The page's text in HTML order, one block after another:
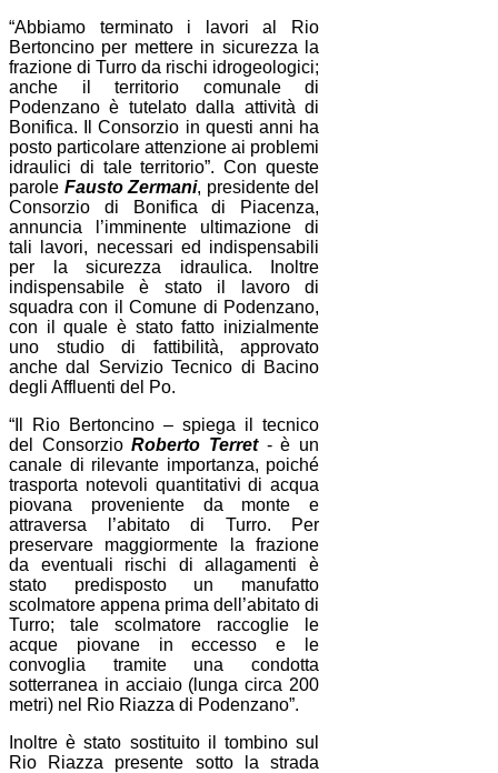
“Abbiamo terminato i lavori al Rio
Bertoncino per mettere in sicurezza la
frazione di Turro da rischi idrogeologici;
anche il territorio comunale di
Podenzano è tutelato dalla attività di
Bonifica. Il Consorzio in questi anni ha
posto particolare attenzione ai problemi
idraulici di tale territorio”. Con queste
parole Fausto Zermani, presidente del
Consorzio di Bonifica di Piacenza,
annuncia l’imminente ultimazione di
tali lavori, necessari ed indispensabili
per la sicurezza idraulica. Inoltre
indispensabile è stato il lavoro di
squadra con il Comune di Podenzano,
con il quale è stato fatto inizialmente
uno studio di fattibilità, approvato
anche dal Servizio Tecnico di Bacino
degli Affluenti del Po.
“Il Rio Bertoncino – spiega il tecnico
del ConsorzioRoberto Terret- è un
canale di rilevante importanza, poiché
trasporta notevoli quantitativi di acqua
piovana proveniente da monte e
attraversa l’abitato di Turro. Per
preservare maggiormente la frazione
da eventuali rischi di allagamenti è
stato predisposto un manufatto
scolmatore appena prima dell’abitato di
Turro; tale scolmatore raccoglie le
acque piovane in eccesso e le
convoglia tramite una condotta
sotterranea in acciaio (lunga circa 200
metri) nel Rio Riazza di Podenzano”.
Inoltre è stato sostituito il tombino sul
Rio Riazza presente sotto la strada